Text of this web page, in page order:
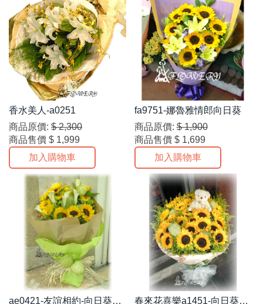
香水美人-a0251
商品原價: $ 2,300
商品售價 $ 1,999
加入購物車
fa9751-娜魯雅情郎向日葵
商品原價: $ 1,900
商品售價 $ 1,699
加入購物車
ae0421-友誼相約-向日葵花
春來花喜樂a1451-向日葵花